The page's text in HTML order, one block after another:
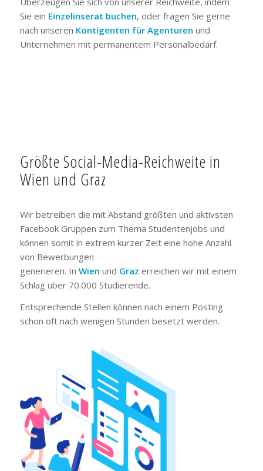
Sie ein Einzelinserat buchen, oder fragen Sie gerne
nach unseren Kontigenten für Agenturen und
Unternehmen mit permanentem Personalbedarf.
Größte Social-Media-Reichweite in
Wien und Graz
Wir betreiben die mit Abstand größten und aktivsten
Facebook Gruppen zum Thema Studentenjobs und
können somit in extrem kurzer Zeit eine hohe Anzahl
von Bewerbungen
generieren. In Wien und Graz erreichen wir mit einem
Schlag über 70.000 Studierende.
Entsprechende Stellen können nach einem Posting
schon oft nach wenigen Stunden besetzt werden.